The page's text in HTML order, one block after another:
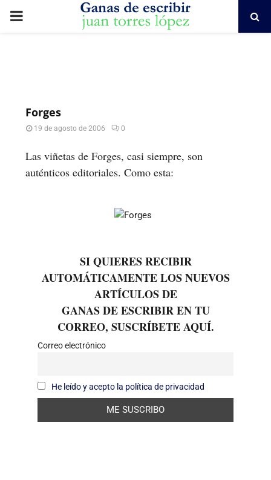
PRIMARY
Forges
19 de agosto de 2006 0
Las viñetas de Forges, casi siempre, son
auténticos editoriales. Como esta:
SI QUIERES RECIBIR
AUTOMÁTICAMENTE LOS NUEVOS
ARTÍCULOS DE
GANAS DE ESCRIBIR EN TU
CORREO, SUSCRÍBETE AQUÍ.
Correo electrónico
He leído y acepto la política de privacidad